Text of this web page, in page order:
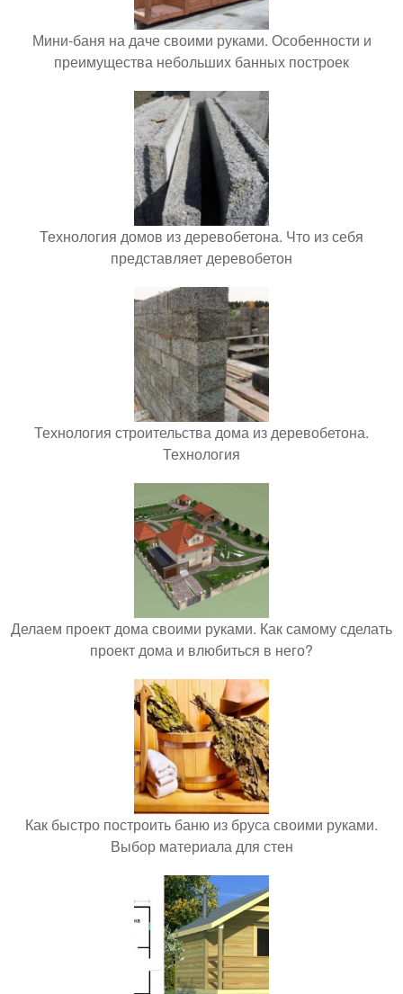
Мини-баня на даче своими руками. Особенности и
преимущества небольших банных построек
Технология домов из деревобетона. Что из себя
представляет деревобетон
Технология строительства дома из деревобетона.
Технология
Делаем проект дома своими руками. Как самому сделать
проект дома и влюбиться в него?
Как быстро построить баню из бруса своими руками.
Выбор материала для стен